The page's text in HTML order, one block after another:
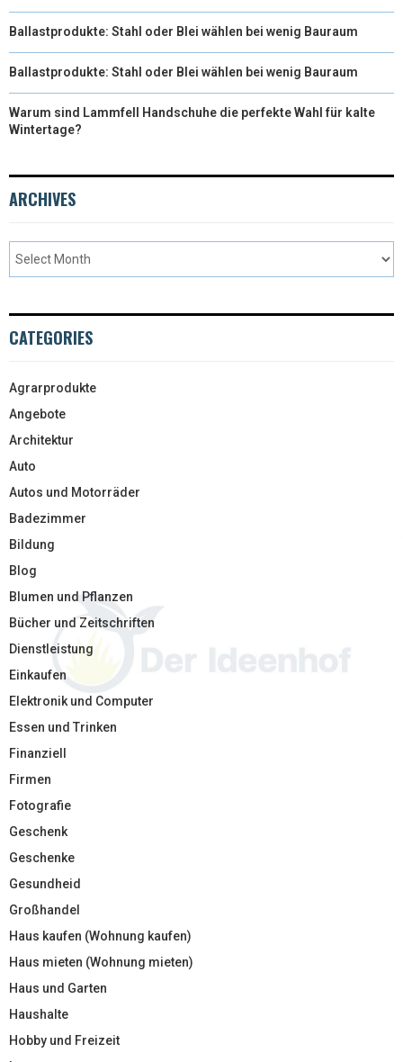
Ballastprodukte: Stahl oder Blei wählen bei wenig Bauraum
Ballastprodukte: Stahl oder Blei wählen bei wenig Bauraum
Warum sind Lammfell Handschuhe die perfekte Wahl für kalte
Wintertage?
ARCHIVES
CATEGORIES
Agrarprodukte
Angebote
Architektur
Auto
Autos und Motorräder
Badezimmer
Bildung
Blog
Blumen und Pflanzen
Bücher und Zeitschriften
Dienstleistung
Einkaufen
Elektronik und Computer
Essen und Trinken
Finanziell
Firmen
Fotografie
Geschenk
Geschenke
Gesundheid
Großhandel
Haus kaufen (Wohnung kaufen)
Haus mieten (Wohnung mieten)
Haus und Garten
Haushalte
Hobby und Freizeit